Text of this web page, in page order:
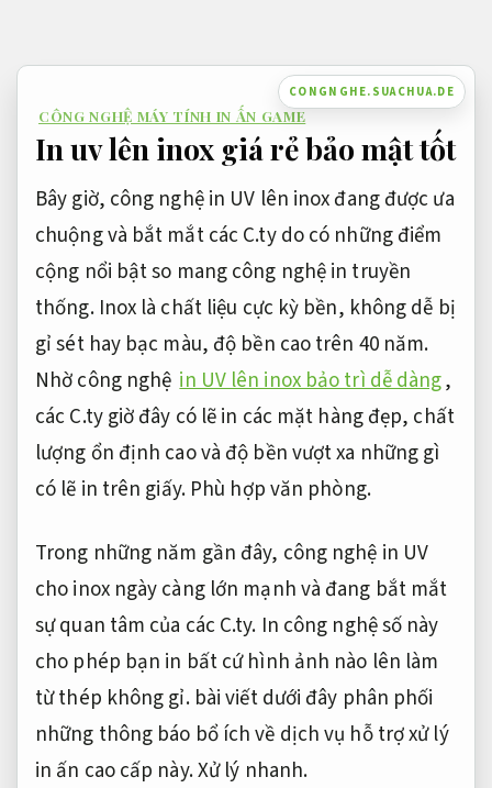
dung
CONGNGHE.SUACHUA.DE
CÔNG NGHỆ MÁY TÍNH IN ẤN GAME
In uv lên inox giá rẻ bảo mật tốt
Bây giờ, công nghệ in UV lên inox đang được ưa
chuộng và bắt mắt các C.ty do có những điểm
cộng nổi bật so mang công nghệ in truyền
thống. Inox là chất liệu cực kỳ bền, không dễ bị
gỉ sét hay bạc màu, độ bền cao trên 40 năm.
Nhờ công nghệ in UV lên inox bảo trì dễ dàng,
các C.ty giờ đây có lẽ in các mặt hàng đẹp, chất
lượng ổn định cao và độ bền vượt xa những gì
có lẽ in trên giấy. Phù hợp văn phòng.
Trong những năm gần đây, công nghệ in UV
cho inox ngày càng lớn mạnh và đang bắt mắt
sự quan tâm của các C.ty. In công nghệ số này
cho phép bạn in bất cứ hình ảnh nào lên làm
từ thép không gỉ. bài viết dưới đây phân phối
những thông báo bổ ích về dịch vụ hỗ trợ xử lý
in ấn cao cấp này.Xử lý nhanh.